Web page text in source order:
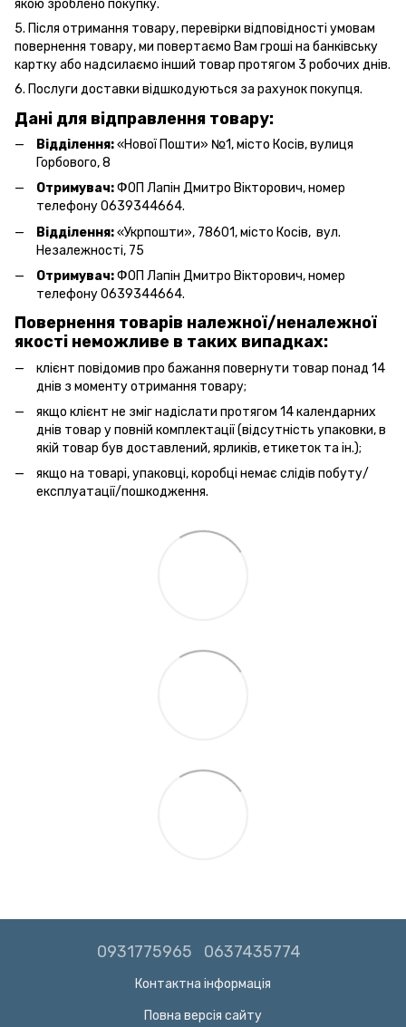
якою зроблено покупку.
5. Після отримання товару, перевірки відповідності умовам
повернення товару, ми повертаємо Вам гроші на банківську
картку або надсилаємо інший товар протягом 3 робочих днів.
6. Послуги доставки відшкодуються за рахунок покупця.
Дані для відправлення товару:
Відділення:«Нової Пошти» №1, місто Косів, вулиця
Горбового, 8
Отримувач:ФОП Лапін Дмитро Вікторович, номер
телефону 0639344664.
Відділення:«Укрпошти», 78601, місто Косів, вул.
Незалежності, 75
Отримувач:ФОП Лапін Дмитро Вікторович, номер
телефону 0639344664.
Повернення товарів належної/неналежної
якості неможливе в таких випадках:
клієнт повідомив про бажання повернути товар понад 14
днів з моменту отримання товару;
якщо клієнт не зміг надіслати протягом 14 календарних
днів товар у повній комплектації (відсутність упаковки, в
якій товар був доставлений, ярликів, етикеток та ін.);
якщо на товарі, упаковці, коробці немає слідів побуту/
експлуатації/пошкодження.
0931775965 0637435774
Контактна інформація
Повна версія сайту